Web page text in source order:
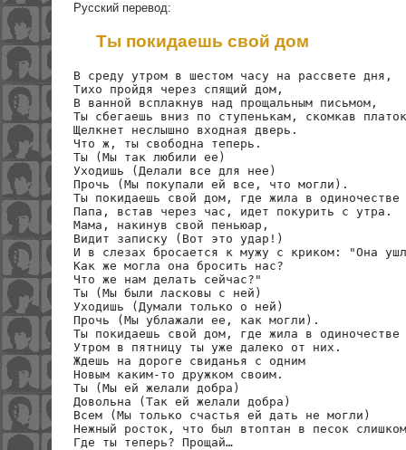
Русский перевод:
Ты покидаешь свой дом
В среду утром в шестом часу на рассвете дня,
Тихо пройдя через спящий дом,
В ванной всплакнув над прощальным письмом,
Ты сбегаешь вниз по ступенькам, скомкав
Щелкнет неслышно входная дверь.
Что ж, ты свободна теперь.
Ты (Мы так любили ее)
Уходишь (Делали все для нее)
Прочь (Мы покупали ей все, что могли).
Ты покидаешь свой дом, где жила в одиночестве
Папа, встав через час, идет покурить с утра.
Мама, накинув свой пеньюар,
Видит записку (Вот это удар!)
И в слезах бросается к мужу с криком: "Она
Как же могла она бросить нас?
Что же нам делать сейчас?"
Ты (Мы были ласковы с ней)
Уходишь (Думали только о ней)
Прочь (Мы ублажали ее, как могли).
Ты покидаешь свой дом, где жила в одиночестве
Утром в пятницу ты уже далеко от них.
Ждешь на дороге свиданья с одним
Новым каким-то дружком своим.
Ты (Мы ей желали добра)
Довольна (Так ей желали добра)
Всем (Мы только счастья ей дать не могли)
Нежный росток, что был втоптан в песок
Где ты теперь? Прощай…